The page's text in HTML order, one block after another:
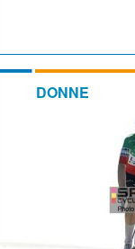
DONNE